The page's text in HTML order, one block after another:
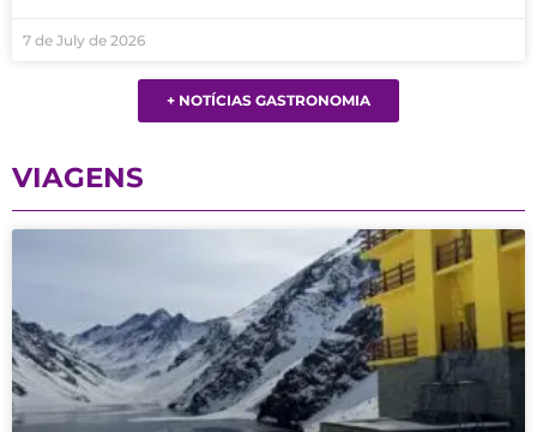
7 de July de 2026
+ NOTÍCIAS GASTRONOMIA
VIAGENS